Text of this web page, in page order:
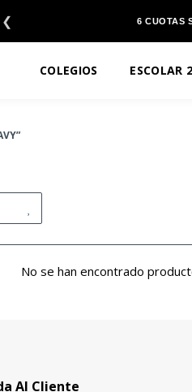
❮ 6 CUOTAS
COLEGIOS ESCOLAR
No se han encontrado
Al Cliente